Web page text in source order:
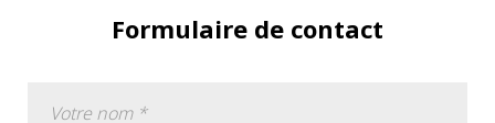
Formulaire de contact